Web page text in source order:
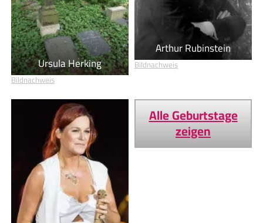
Ursula Herking
Bildnachweis
Arthur Rubinstein
Bildnachweis
Alle Geburtstage
zeigen